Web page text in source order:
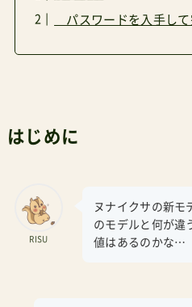
パスワードを入手して
はじめに
RISU
ヌナイクサの新モ
のモデルと何が違
値はあるのかな…